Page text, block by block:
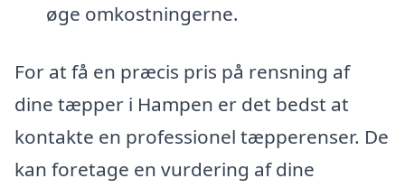
øge omkostningerne.
For at få en præcis pris på rensning af
dine tæpper i Hampen er det bedst at
kontakte en professionel tæpperenser. De
kan foretage en vurdering af dine